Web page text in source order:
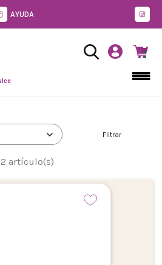
AYUDA
expand_more Filtrar
artículo(s)